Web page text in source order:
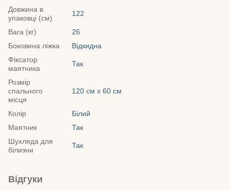
Довжина в
упаковці (см)
122
Вага (кг)
26
Боковина ліжка
Відкидна
Фіксатор
маятника
Так
Розмір
спального
місця
120 см х 60 см
Колір
Білий
Маятник
Так
Шухляда для
білизни
Так
Відгуки